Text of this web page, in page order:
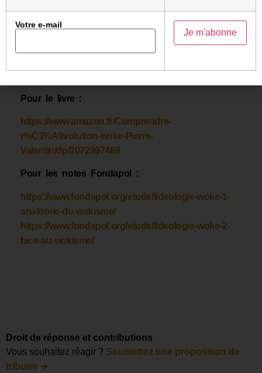
Comprendre la Révolution Woke chez Gallimard
dans la collection Le Débat, qui vise à établir une
Pour le livre :
https://www.amazon.fr/Comprendre-
r%C3%A9volution-woke-Pierre-
Valentin/dp/2072997488
Pour les notes Fondapol :
https://www.fondapol.org/etude/lideologie-woke-1-
anatomie-du-wokisme/
https://www.fondapol.org/etude/lideologie-woke-2-
face-au-wokisme/
Droit de réponse et contributions
Vous souhaitez réagir ? Soumettez une proposition de
tribune →
Votre e-mail